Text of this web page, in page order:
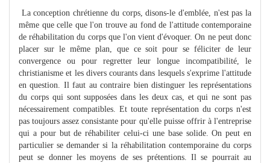
La conception chrétienne du corps, disons-le d'emblée, n'est pas la
même que celle que l'on trouve au fond de l'attitude contemporaine
de réhabilitation du corps que l'on vient d'évoquer. On ne peut donc
placer sur le même plan, que ce soit pour se féliciter de leur
convergence ou pour regretter leur longue incompatibilité, le
christianisme et les divers courants dans lesquels s'exprime l'attitude
en question. Il faut au contraire bien distinguer les représentations
du corps qui sont supposées dans les deux cas, et qui ne sont pas
nécessairement compatibles. Et toute représentation du corps n'est
pas toujours assez consistante pour qu'elle puisse offrir à l'entreprise
qui a pour but de réhabiliter celui-ci une base solide. On peut en
particulier se demander si la réhabilitation contemporaine du corps
peut se donner les moyens de ses prétentions. Il se pourrait au